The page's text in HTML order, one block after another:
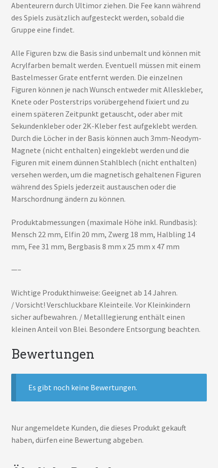
Abenteurern durch Ultimor ziehen. Die Fee kann während
des Spiels zusätzlich aufgesteckt werden, sobald die
Gruppe eine findet.
Alle Figuren bzw. die Basis sind unbemalt und können mit
Acrylfarben bemalt werden. Eventuell müssen mit einem
Bastelmesser Grate entfernt werden. Die einzelnen
Figuren können je nach Wunsch entweder mit Alleskleber,
Knete oder Posterstrips vorübergehend fixiert und zu
einem späteren Zeitpunkt getauscht, oder aber mit
Sekundenkleber oder 2K-Kleber fest aufgeklebt werden.
Durch die Löcher in der Basis können auch 3mm-Neodym-
Magnete (nicht enthalten) eingeklebt werden und die
Figuren mit einem dünnen Stahlblech (nicht enthalten)
versehen werden, um die magnetisch gehaltenen Figuren
während des Spiels jederzeit austauschen oder die
Marschordnung ändern zu können.
Produktabmessungen (maximale Höhe inkl. Rundbasis):
Mensch 22 mm, Elfin 20 mm, Zwerg 18 mm, Halbling 14
mm, Fee 31 mm, Bergbasis 8 mm x 25 mm x 47 mm
—–
Wichtige Produkthinweise: Geeignet ab 14 Jahren.
/ Vorsicht! Verschluckbare Kleinteile. Vor Kleinkindern
sicher aufbewahren. / Metalllegierung enthält einen
kleinen Anteil von Blei. Besondere Entsorgung beachten.
Bewertungen
Es gibt noch keine Bewertungen.
Nur angemeldete Kunden, die dieses Produkt gekauft
haben, dürfen eine Bewertung abgeben.